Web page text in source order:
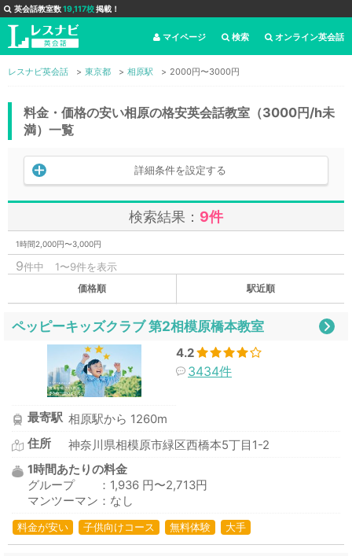
英会話教室数19,117校掲載！
オンライン英会話
検索
マイページ
レスナビ英会話 東京都 相原駅 2000円〜3000円
料金・価格の安い相原の格安英会話教室（3000円/h未
満）一覧
詳細条件を設定する
検索結果： 9件
1時間2,000円〜3,000円
9件中 1〜9件を表示
価格順 駅近順
ペッピーキッズクラブ 第2相模原橋本教室
4.2
3434件
最寄駅 相原駅から 1260m
住所
神奈川県相模原市緑区西橋本5丁目1-2
1時間あたりの料金
グループ ：1,936 円〜2,713円
マンツーマン：なし
料金が安い 子供向けコース 無料体験 大手